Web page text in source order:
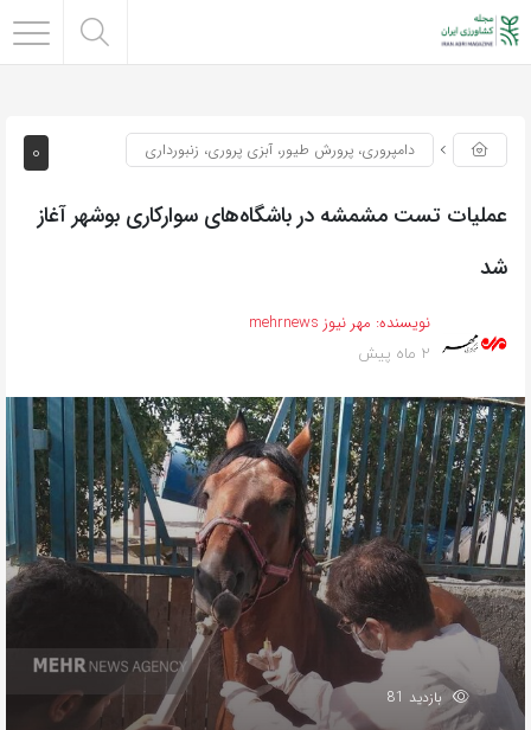
0 دامپروری، پرورش طیور، آبزی پروری، زنبورداری
عملیات تست مشمشه در باشگاه‌های سوارکاری بوشهر آغاز
شد
نویسنده: مهر نیوز mehrnews
2 ماه پیش
بازدید 81